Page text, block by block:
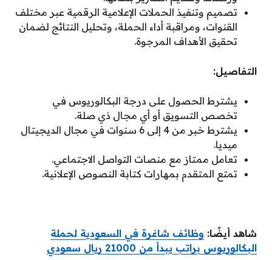
تصميم وتنفيذ الحملات الإعلامية الرقمية عبر مختلف
القنوات، ومراقبة أداء الحملة، وتحليل النتائج لضمان
تحقيق الأهداف المرجوة.
التفاصيل:
يشترط الحصول على درجة البكالوريوس في
تخصص التسويق أو أي مجال ذي صلة.
يشترط خبر من 4 إلى 6 سنوات في مجال الديجيتال
ميديا.
تعامل ممتاز مع منصات التواصل الاجتماعي.
تمتع المتقدم بمهارات كتابة النصوص الإعلانية.
شاهد أيضًا: وظائف شاغرة في السعودية لحملة
البكالوريوس براتب يبدأ من 21000 ريال سعودي